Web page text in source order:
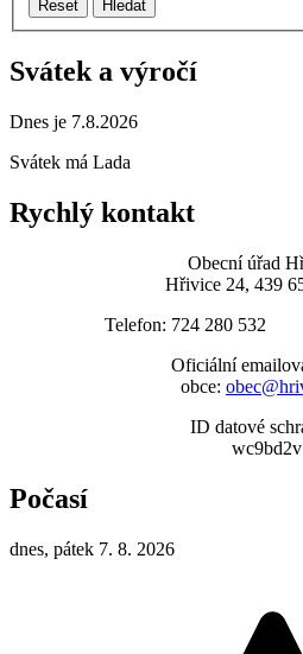
Reset Hledat
Svátek a výročí
Dnes je 7.8.2026
Svátek má Lada
Rychlý kontakt
Obecní úřad
Hřivice 24, 439
Telefon: 724 280
Oficiální
obce:
ID datové
wc9bd2v
Počasí
dnes, pátek 7. 8. 2026